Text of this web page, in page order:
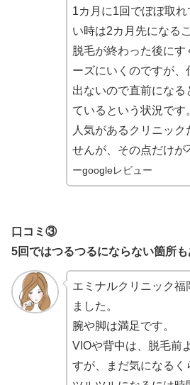
1カ月に1回でぼぼ取
い時は2カ月先になるこ
脱毛が終わった後に
ーズにいくのですが、
出ないので直前になる
ているという状況です
人気があるクリニッ
せんが、その点だけが
ーgoogleレビュー
口コミ③
5回ではつるつるにならない箇所も
エミナルクリニック福
ました。
腕や脚は満足です。
VIOや背中は、脱毛前
すが、まだ気になるく